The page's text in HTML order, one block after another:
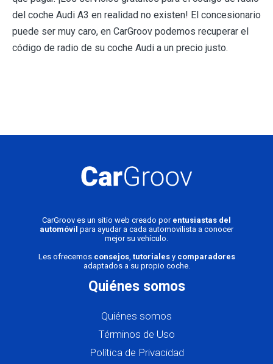
del coche Audi A3 en realidad no existen! El concesionario
puede ser muy caro, en CarGroov podemos recuperar el
código de radio de su coche Audi a un precio justo.
CarGroov es un sitio web creado por entusiastas del
automóvil para ayudar a cada automovilista a conocer
mejor su vehículo.
Les ofrecemos consejos, tutorialesy comparadores
adaptados a su propio coche.
Quiénes somos
Quiénes somos
Términos de Uso
Política de Privacidad